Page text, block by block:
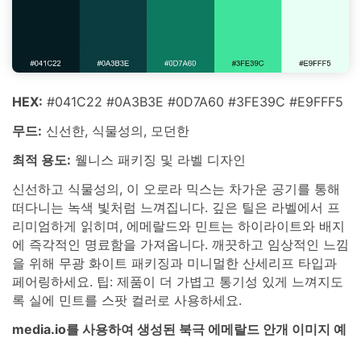
HEX: #041C22 #0A3B3E #0D7A60 #3FE39C #E9FFF5
무드: 신선한, 식물성의, 모던한
최적 용도: 웰니스 패키징 및 라벨 디자인
신선하고 식물성의, 이 오로라 믹스는 차가운 공기를 통해
떠다니는 녹색 빛처럼 느껴집니다. 깊은 틸은 라벨에서 프
리미엄하게 읽히며, 에메랄드와 민트는 하이라이트와 배지
에 즉각적인 명료함을 가져옵니다. 깨끗하고 임상적인 느낌
을 위해 무광 화이트 패키징과 미니멀한 산세리프 타입과
페어링하세요. 팁: 제품이 더 가볍고 통기성 있게 느껴지도
록 실에 민트를 스팟 컬러로 사용하세요.
media.io를 사용하여 생성된 북극 에메랄드 안개 이미지 예